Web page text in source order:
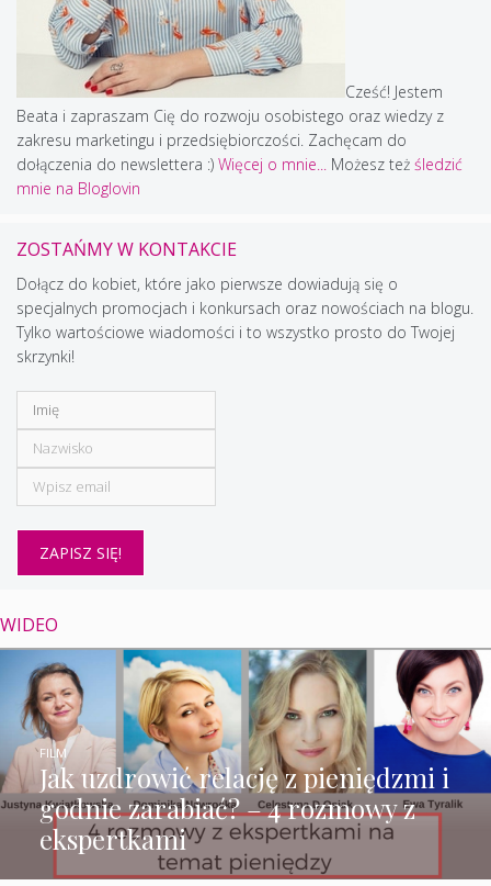
Cześć! Jestem
Beata i zapraszam Cię do rozwoju osobistego oraz wiedzy z
zakresu marketingu i przedsiębiorczości. Zachęcam do
dołączenia do newslettera :) Więcej o mnie... Możesz też śledzić
mnie na Bloglovin
ZOSTAŃMY W KONTAKCIE
Dołącz do kobiet, które jako pierwsze dowiadują się o
specjalnych promocjach i konkursach oraz nowościach na blogu.
Tylko wartościowe wiadomości i to wszystko prosto do Twojej
skrzynki!
WIDEO
Jak uzdrowić relację z pieniędzmi i
godnie zarabiać? – 4 rozmowy z
ekspertkami
FILM